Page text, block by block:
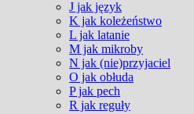
J jak język
K jak koleżeństwo
L jak latanie
M jak mikroby
N jak (nie)przyjaciel
O jak obłuda
P jak pech
R jak reguły